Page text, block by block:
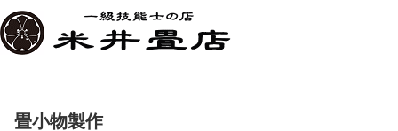
畳小物製作